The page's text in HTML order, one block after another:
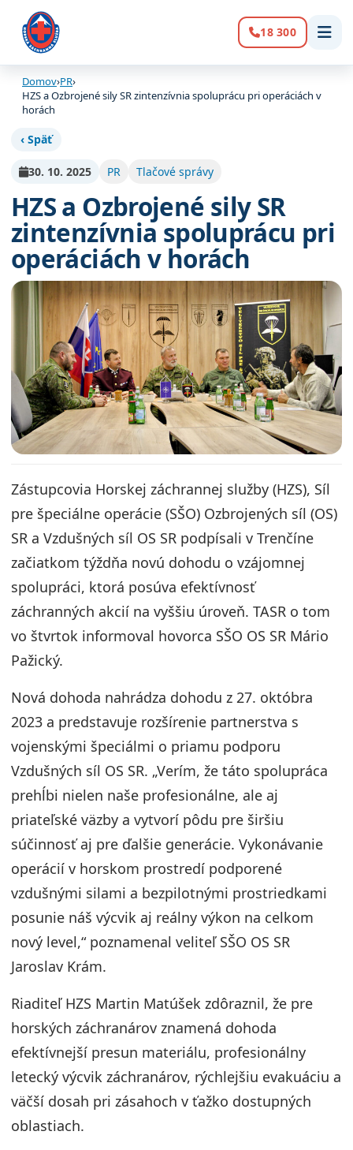
Volanie:
18 300
Domov›PR›
HZS a Ozbrojené sily SR zintenzívnia spoluprácu pri operáciách v
horách
‹ Späť
30. 10. 2025 PR Tlačové správy
HZS a Ozbrojené sily SR
zintenzívnia spoluprácu pri
operáciách v horách
Zástupcovia Horskej záchrannej služby (HZS), Síl
pre špeciálne operácie (SŠO) Ozbrojených síl (OS)
SR a Vzdušných síl OS SR podpísali v Trenčíne
začiatkom týždňa novú dohodu o vzájomnej
spolupráci, ktorá posúva efektívnosť
záchranných akcií na vyššiu úroveň. TASR o tom
vo štvrtok informoval hovorca SŠO OS SR Mário
Pažický.
Nová dohoda nahrádza dohodu z 27. októbra
2023 a predstavuje rozšírenie partnerstva s
vojenskými špeciálmi o priamu podporu
Vzdušných síl OS SR. „Verím, že táto spolupráca
prehĺbi nielen naše profesionálne, ale aj
priateľské väzby a vytvorí pôdu pre širšiu
súčinnosť aj pre ďalšie generácie. Vykonávanie
operácií v horskom prostredí podporené
vzdušnými silami a bezpilotnými prostriedkami
posunie náš výcvik aj reálny výkon na celkom
nový level,“ poznamenal veliteľ SŠO OS SR
Jaroslav Krám.
Riaditeľ HZS Martin Matúšek zdôraznil, že pre
horských záchranárov znamená dohoda
efektívnejší presun materiálu, profesionálny
letecký výcvik záchranárov, rýchlejšiu evakuáciu a
väčší dosah pri zásahoch v ťažko dostupných
oblastiach.